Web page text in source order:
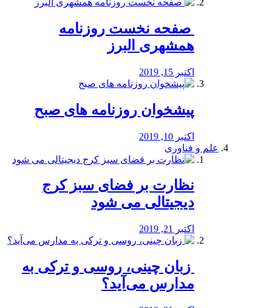
️ صفحه نخست روزنامه‌
همشهری البرز
اکتبر 15, 2019
پیشخوان روزنامه های صبح
اکتبر 10, 2019
علم و فناوری
نظارت بر فضای سبز کرج
دیجیتالی می شود
اکتبر 21, 2019
️ زبان چینی، روسی و ترکی به
مدارس می‌آید؟